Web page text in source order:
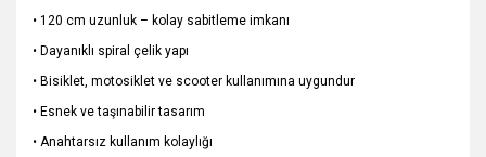
• 120 cm uzunluk – kolay sabitleme imkanı
• Dayanıklı spiral çelik yapı
• Bisiklet, motosiklet ve scooter kullanımına uygundur
• Esnek ve taşınabilir tasarım
• Anahtarsız kullanım kolaylığı